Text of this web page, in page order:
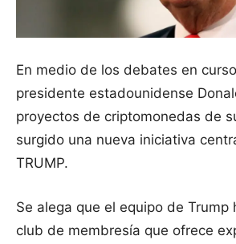
En medio de los debates en
presidente estadounidense
proyectos de criptomonedas de
surgido una nueva iniciativa
TRUMP.
Se alega que el equipo de Trump
club de membresía que ofrece